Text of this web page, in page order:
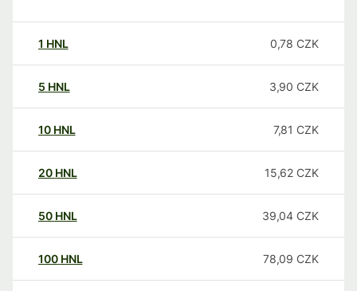
1 HNL 0,78 CZK
5 HNL 3,90 CZK
10 HNL 7,81 CZK
20 HNL 15,62 CZK
50 HNL 39,04 CZK
100 HNL 78,09 CZK